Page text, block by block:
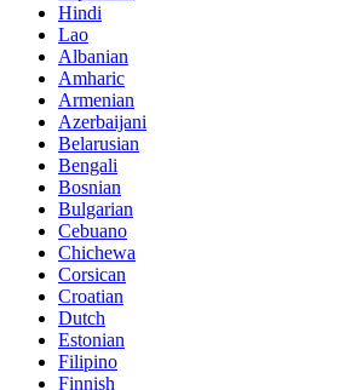
Hindi
Lao
Albanian
Amharic
Armenian
Azerbaijani
Belarusian
Bengali
Bosnian
Bulgarian
Cebuano
Chichewa
Corsican
Croatian
Dutch
Estonian
Filipino
Finnish